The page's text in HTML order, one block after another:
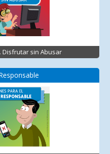
Disfrutar sin Abusar